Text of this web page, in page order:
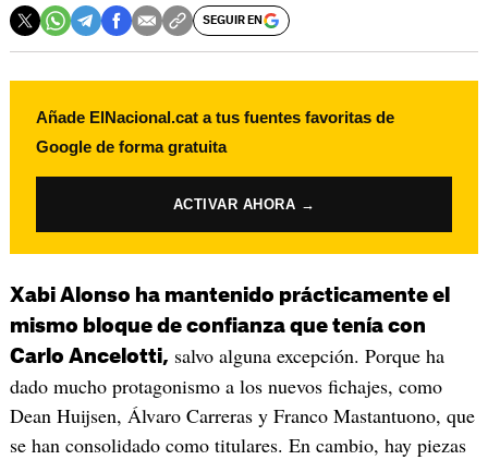
SEGUIR EN
Añade ElNacional.cat a tus fuentes favoritas de
Google de forma gratuita
ACTIVAR AHORA →
Xabi Alonso ha mantenido prácticamente el
mismo bloque de confianza que tenía con
Carlo Ancelotti, salvo alguna excepción. Porque ha
dado mucho protagonismo a los nuevos fichajes, como
Dean Huijsen, Álvaro Carreras y Franco Mastantuono, que
se han consolidado como titulares. En cambio, hay piezas